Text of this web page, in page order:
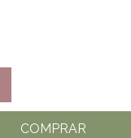
COMPRAR